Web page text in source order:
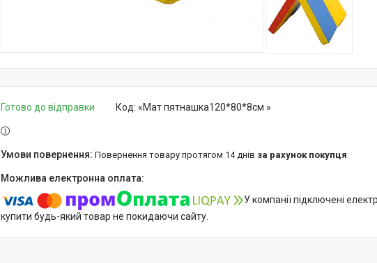
Готово до відправки Код: «Мат пятнашка120*80*8см »
повернення товару протягом 14 днів за рахунок покупця
У компанії підключені
купити будь-який товар не покидаючи сайту.